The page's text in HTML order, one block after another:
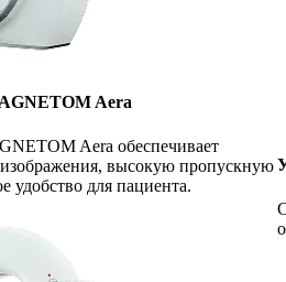
Aera
Aera обеспечивает
изображения, высокую пропускную
удобство для пациента.